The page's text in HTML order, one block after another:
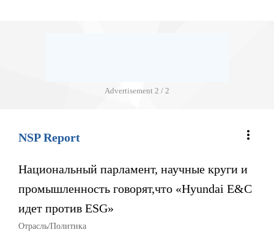
Advertisement 2 / 2
NSP Report more_vert
Национальный парламент, научные круги и
промышленность говорят,что «Hyundai E&C
идет против ESG»
Отрасль/Политика